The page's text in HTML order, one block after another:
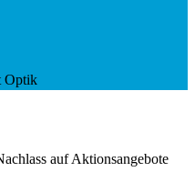
Optik
auf Aktionsangebote